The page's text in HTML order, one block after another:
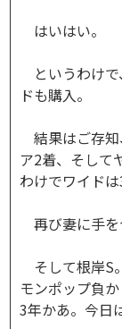
はいはい。
というわけで
ドも購入。
結果はご存
ア2着、そして
わけでワイドは
再び妻に手を
そして根岸S
モンポップ負
3年かあ。今日